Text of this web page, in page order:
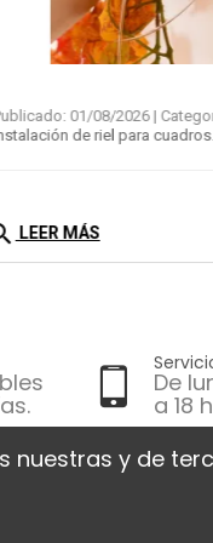
De
a 18
y de